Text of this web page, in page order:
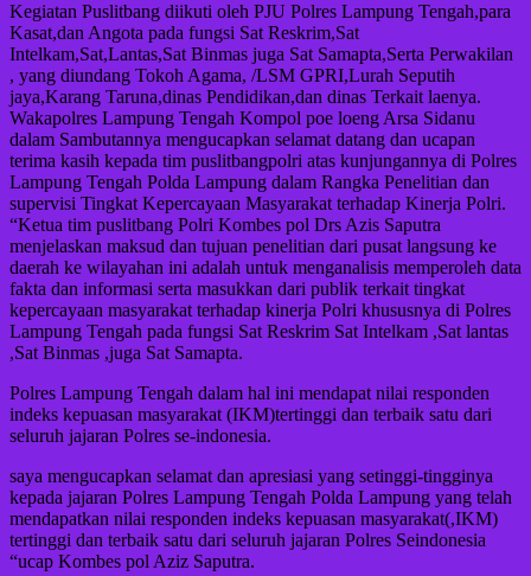
Kegiatan Puslitbang diikuti oleh PJU Polres Lampung Tengah,para
Kasat,dan Angota pada fungsi Sat Reskrim,Sat
Intelkam,Sat,Lantas,Sat Binmas juga Sat Samapta,Serta Perwakilan
, yang diundang Tokoh Agama, /LSM GPRI,Lurah Seputih
jaya,Karang Taruna,dinas Pendidikan,dan dinas Terkait laenya.
Wakapolres Lampung Tengah Kompol poe loeng Arsa Sidanu
dalam Sambutannya mengucapkan selamat datang dan ucapan
terima kasih kepada tim puslitbangpolri atas kunjungannya di Polres
Lampung Tengah Polda Lampung dalam Rangka Penelitian dan
supervisi Tingkat Kepercayaan Masyarakat terhadap Kinerja Polri.
“Ketua tim puslitbang Polri Kombes pol Drs Azis Saputra
menjelaskan maksud dan tujuan penelitian dari pusat langsung ke
daerah ke wilayahan ini adalah untuk menganalisis memperoleh data
fakta dan informasi serta masukkan dari publik terkait tingkat
kepercayaan masyarakat terhadap kinerja Polri khususnya di Polres
Lampung Tengah pada fungsi Sat Reskrim Sat Intelkam ,Sat lantas
,Sat Binmas ,juga Sat Samapta.
Polres Lampung Tengah dalam hal ini mendapat nilai responden
indeks kepuasan masyarakat (IKM)tertinggi dan terbaik satu dari
seluruh jajaran Polres se-indonesia.
saya mengucapkan selamat dan apresiasi yang setinggi-tingginya
kepada jajaran Polres Lampung Tengah Polda Lampung yang telah
mendapatkan nilai responden indeks kepuasan masyarakat(,IKM)
tertinggi dan terbaik satu dari seluruh jajaran Polres Seindonesia
“ucap Kombes pol Aziz Saputra.